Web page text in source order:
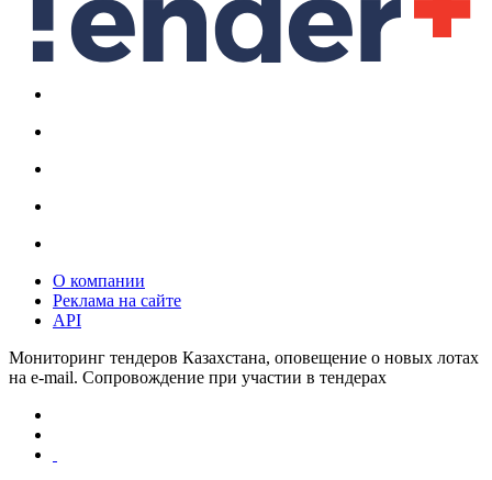
О компании
Реклама на сайте
API
Мониторинг тендеров Казахстана, оповещение о новых лотах
на e-mail. Сопровождение при участии в тендерах